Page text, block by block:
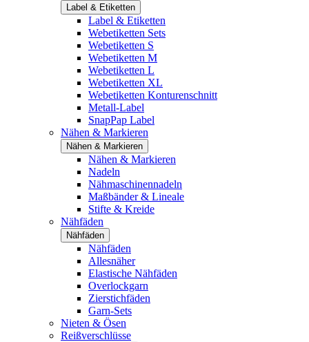
Label & Etiketten
Label & Etiketten
Webetiketten Sets
Webetiketten S
Webetiketten M
Webetiketten L
Webetiketten XL
Webetiketten Konturenschnitt
Metall-Label
SnapPap Label
Nähen & Markieren
Nähen & Markieren
Nähen & Markieren
Nadeln
Nähmaschinennadeln
Maßbänder & Lineale
Stifte & Kreide
Nähfäden
Nähfäden
Nähfäden
Allesnäher
Elastische Nähfäden
Overlockgarn
Zierstichfäden
Garn-Sets
Nieten & Ösen
Reißverschlüsse